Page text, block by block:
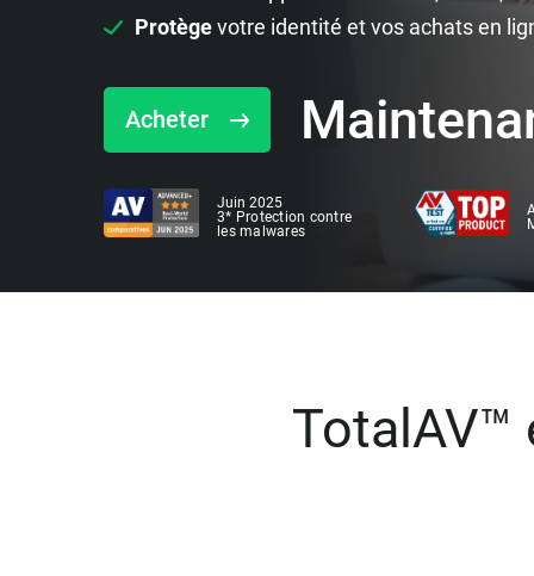
Protègevotre identité et vos achats en
Acheter
Juin 2025
3* Protection contre
les malwares
TotalAV™